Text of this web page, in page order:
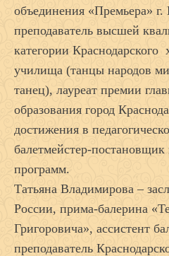
объединения «Премьера» г.
преподаватель высшей
категории Краснодарского
училища (танцы народов
танец), лауреат премии
образования город
достижения в
балетмейстер-
программ.
Татьяна Владимирова –
России, прима-балерина
Григоровича», ассистент
преподаватель